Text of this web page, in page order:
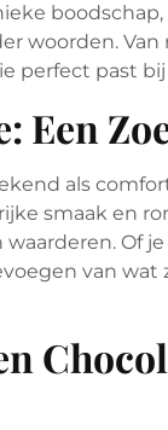
woorden.
perfect past
Een
als
smaak en
waarderen. Of
van